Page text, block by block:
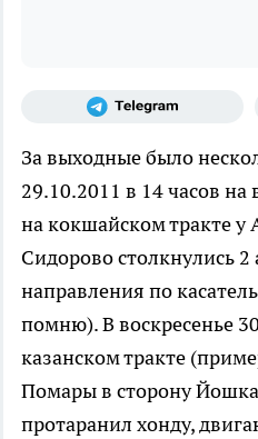
За выходные было
29.10.2011 в 14 часов
на кокшайском тракте у
Сидорово столкнулись
направления по
помню). В воскресенье
казанском тракте
Помары в сторону
протаранил хонду,